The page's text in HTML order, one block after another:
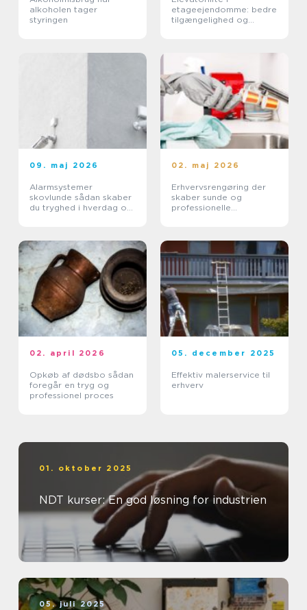
alkoholen tager
styringen
etageejendomme: bedre
tilgængelighed og
09. maj 2026
Alarmsystemer
skovlunde sådan skaber
du tryghed i hverdag og
02. maj 2026
Erhvervsrengøring der
skaber sunde og
professionelle
02. april 2026
Opkøb af dødsbo sådan
foregår en tryg og
professionel proces
05. december 2025
Effektiv malerservice til
erhverv
01. oktober 2025
NDT kurser: En god løsning for industrien
05. juli 2025